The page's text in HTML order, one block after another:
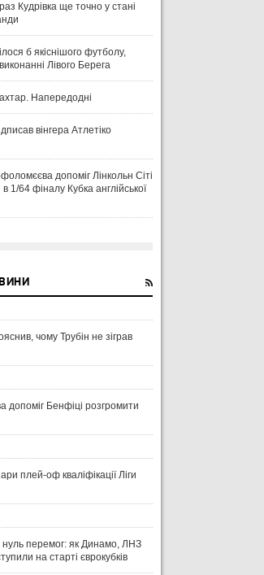
Кудрівка ще точно у стані
б якіснішого футболу,
Лівого Берега
Напередодні
вінгера Атлетіко
допоміг Лінкольн Сіті
в 1/64 фіналу Кубка англійської
чому Трубін не зіграв
допоміг Бенфіці розгромити
плей-оф кваліфікації Ліги
нуль перемог: як Динамо, ЛНЗ
на старті єврокубків